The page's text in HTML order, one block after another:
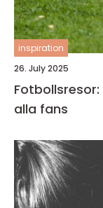
inspiration
26. July 2025
alla fans